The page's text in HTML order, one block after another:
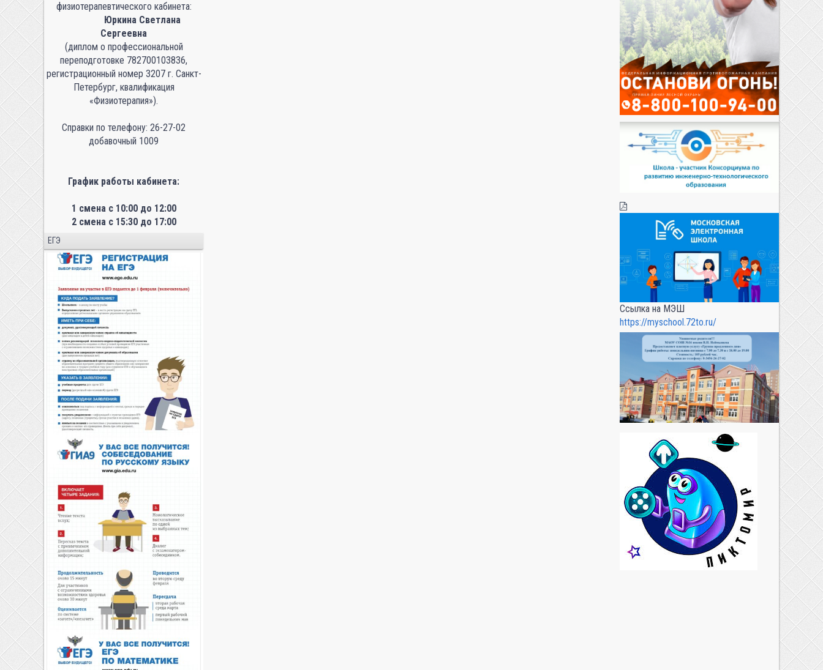
физиотерапевтического кабинета:
Юркина Светлана
Сергеевна
(диплом о профессиональной
переподготовке 782700103836,
регистрационный номер 3207 г. Санкт-
Петербург, квалификация
«Физиотерапия»).
Справки по телефону: 26-27-02
добавочный 1009
График работы кабинета:
1 смена с 10:00 до 12:00
2 смена с 15:30 до 17:00
ЕГЭ
Ссылка на МЭШ
https://myschool.72to.ru/